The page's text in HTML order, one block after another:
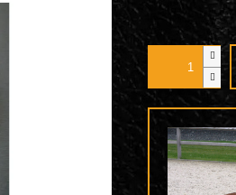
Měrná
cena: